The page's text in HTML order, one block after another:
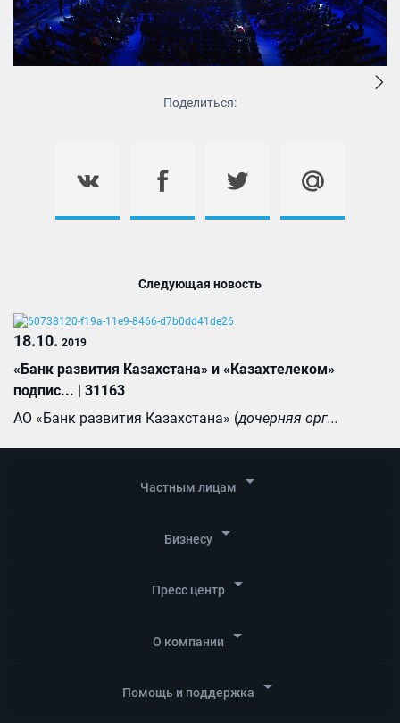
Поделиться:
Следующая новость
18.10. 2019
«Банк развития Казахстана» и «Казахтелеком»
подпис... | 31163
АО «Банк развития Казахстана» (дочерняя орг...
Частным лицам arrow_drop_down
Бизнесу arrow_drop_down
Пресс центр arrow_drop_down
О компании arrow_drop_down
Помощь и поддержка arrow_drop_down